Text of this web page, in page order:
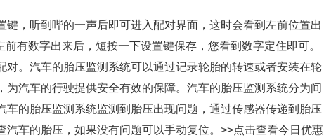
，听到哔的一声后即可进入配对界面，这时会看到左前位置出
有数字出来后，短按一下设置键保存，您看到数字定住即可。
。汽车的胎压监测系统可以通过记录轮胎的转速或者安装在轮
为汽车的行驶提供安全有效的保障。汽车的胎压监测系统分为间
的胎压监测系统监测到胎压出现问题，通过传感器传递到胎压
车的胎压，如果没有问题可以手动复位。>>点击查看今日优惠